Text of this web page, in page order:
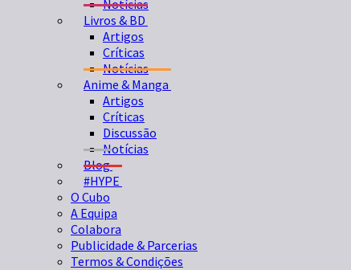
Notícias
Livros & BD
Artigos
Críticas
Notícias
Anime & Manga
Artigos
Críticas
Discussão
Notícias
Blog
#HYPE
O Cubo
A Equipa
Colabora
Publicidade & Parcerias
Termos & Condições